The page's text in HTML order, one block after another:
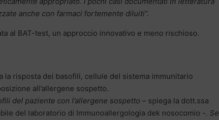
anche con farmaci fortemente diluiti”.
al BAT-test, un approccio innovativo e meno rischioso.
la risposta dei basofili, cellule del sistema immunitario
all’allergene sospetto.
del paziente con l’allergene sospetto – spiega la dott.ssa
del laboratorio di Immunoallergologia dek nosocomio -. Se